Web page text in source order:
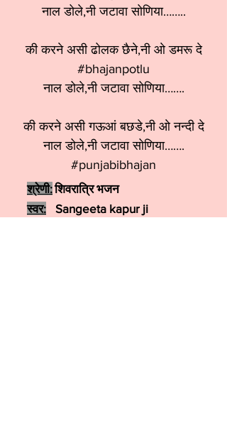
नाल डोले,नी जटावा सोणिया……..
की करने असी ढोलक छैने,नी ओ डमरू दे
#bhajanpotlu
नाल डोले,नी जटावा सोणिया…….
की करने असी गऊआं बछडे,नी ओ नन्दी दे
नाल डोले,नी जटावा सोणिया…….
#punjabibhajan
श्रेणी:शिवरात्रि भजन
स्वर:
Sangeeta kapur ji